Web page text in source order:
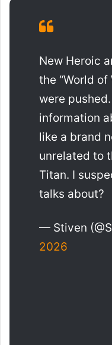
New Heroic
the “World
were
information
like a brand
unrelated to
Titan. I
talks about?
— Stiven
2026